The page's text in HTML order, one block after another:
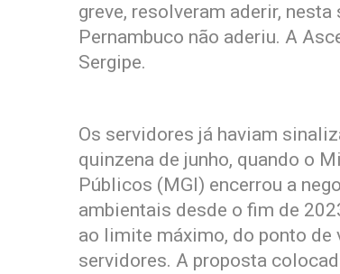
greve, resolveram aderir,
Pernambuco não aderiu. A
Sergipe.
Os servidores já haviam
quinzena de junho, quando o
Públicos (MGI) encerrou a
ambientais desde o fim de
ao limite máximo, do ponto de
servidores. A proposta